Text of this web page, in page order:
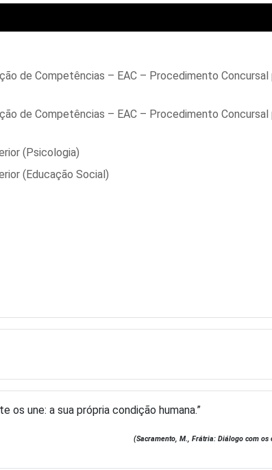
de Competências – EAC – Procedimento Concursal
de Competências – EAC – Procedimento Concursal
(Psicologia)
(Educação Social)
une: a sua própria condição humana.”
(Sacramento, M., Frátria: Diálogo com